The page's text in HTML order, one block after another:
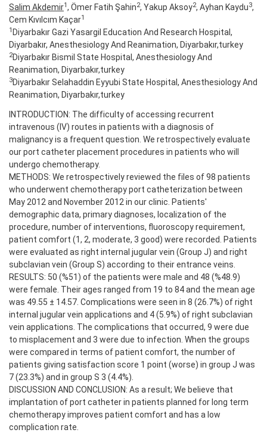
Salim Akdemir1, Ömer Fatih Şahin2, Yakup Aksoy2, Ayhan Kaydu3,
Cem Kıvılcım Kaçar1
1 Diyarbakır Gazi Yasargil Education And Research Hospital,
Diyarbakır, Anesthesiology And Reanimation, Diyarbakır,turkey
2Diyarbakır Bismil State Hospital, Anesthesiology And
Reanimation, Diyarbakır,turkey
3Diyarbakır Selahaddin Eyyubi State Hospital, Anesthesiology And
Reanimation, Diyarbakır,turkey
INTRODUCTION: The difficulty of accessing recurrent
intravenous (IV) routes in patients with a diagnosis of
malignancy is a frequent question. We retrospectively evaluate
our port catheter placement procedures in patients who will
undergo chemotherapy.
METHODS: We retrospectively reviewed the files of 98 patients
who underwent chemotherapy port catheterization between
May 2012 and November 2012 in our clinic. Patients'
demographic data, primary diagnoses, localization of the
procedure, number of interventions, fluoroscopy requirement,
patient comfort (1, 2, moderate, 3 good) were recorded. Patients
were evaluated as right internal jugular vein (Group J) and right
subclavian vein (Group S) according to their entrance veins.
RESULTS: 50 (%51) of the patients were male and 48 (%48.9)
were female. Their ages ranged from 19 to 84 and the mean age
was 49.55 ± 14.57. Complications were seen in 8 (26.7%) of right
internal jugular vein applications and 4 (5.9%) of right subclavian
vein applications. The complications that occurred, 9 were due
to misplacement and 3 were due to infection. When the groups
were compared in terms of patient comfort, the number of
patients giving satisfaction score 1 point (worse) in group J was
7 (23.3%) and in group S 3 (4.4%).
DISCUSSION AND CONCLUSION: As a result; We believe that
implantation of port catheter in patients planned for long term
chemotherapy improves patient comfort and has a low
complication rate.